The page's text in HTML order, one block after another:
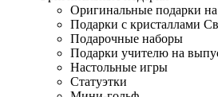
Оригинальные подарки
Подарки с кристаллами
Подарочные наборы
Подарки учителю на
Настольные игры
Статуэтки